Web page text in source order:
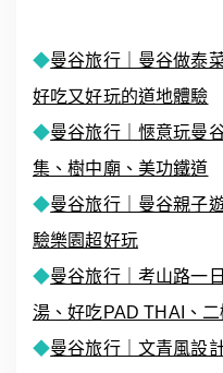
◆曼谷旅行｜曼谷做泰
好吃又好玩的道地體驗
◆曼谷旅行｜愜意玩曼
集、樹中廟、美功鐵道
◆曼谷旅行｜曼谷親子
驗樂園超好玩
◆曼谷旅行｜考山路一
湯、好吃PAD THAI、
◆曼谷旅行｜文青風設